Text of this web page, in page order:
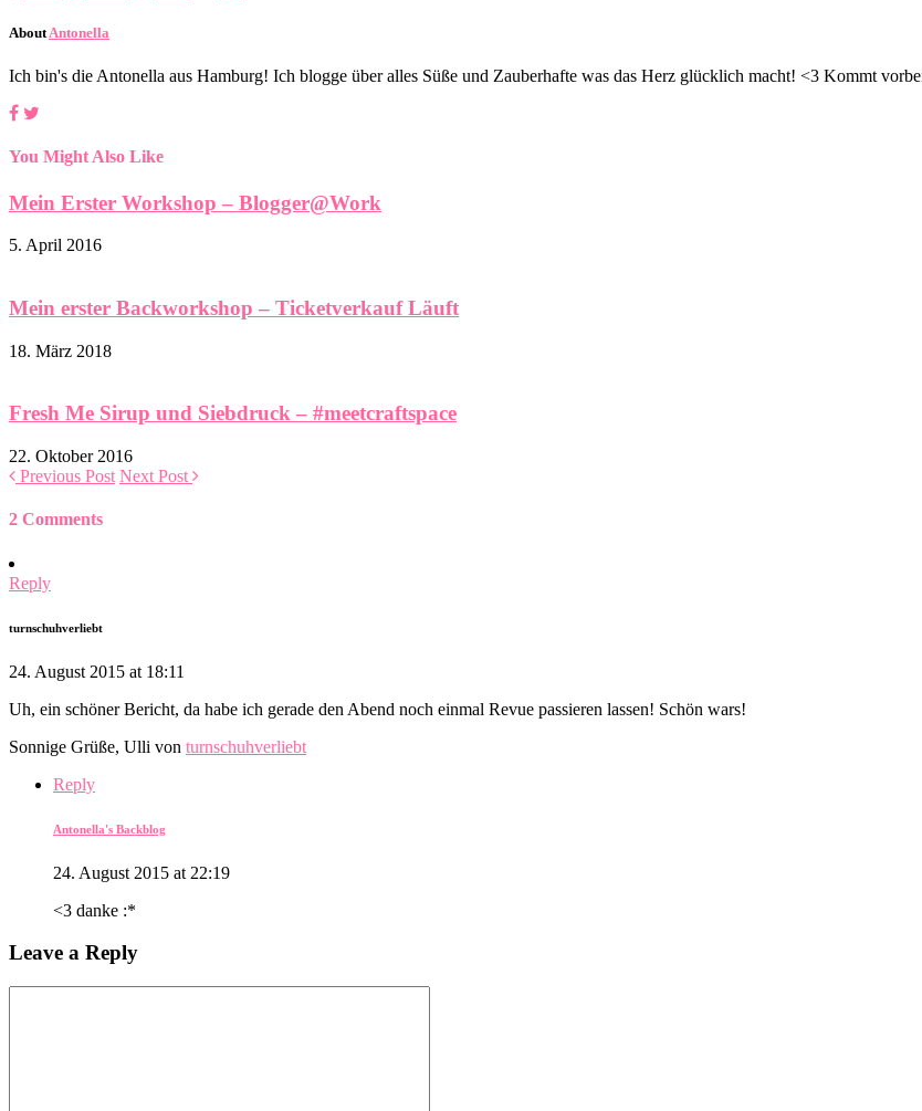
About Antonella
Ich bin's die Antonella aus Hamburg! Ich blogge über alles Süße und Zauberhafte was das Herz glücklich macht! <3 Kommt
You Might Also Like
Mein Erster Workshop – Blogger@Work
5. April 2016
Mein erster Backworkshop – Ticketverkauf Läuft
18. März 2018
Fresh Me Sirup und Siebdruck – #meetcraftspace
22. Oktober 2016
Previous Post Next Post
2 Comments
Reply
turnschuhverliebt
24. August 2015 at 18:11
Uh, ein schöner Bericht, da habe ich gerade den Abend noch einmal Revue passieren lassen! Schön wars!
Sonnige Grüße, Ulli von turnschuhverliebt
Reply
Antonella's Backblog
24. August 2015 at 22:19
<3 danke :*
Leave a Reply